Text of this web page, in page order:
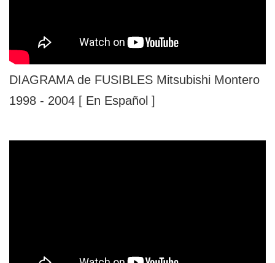
DIAGRAMA de FUSIBLES Mitsubishi Montero
1998 - 2004 [ En Español ]